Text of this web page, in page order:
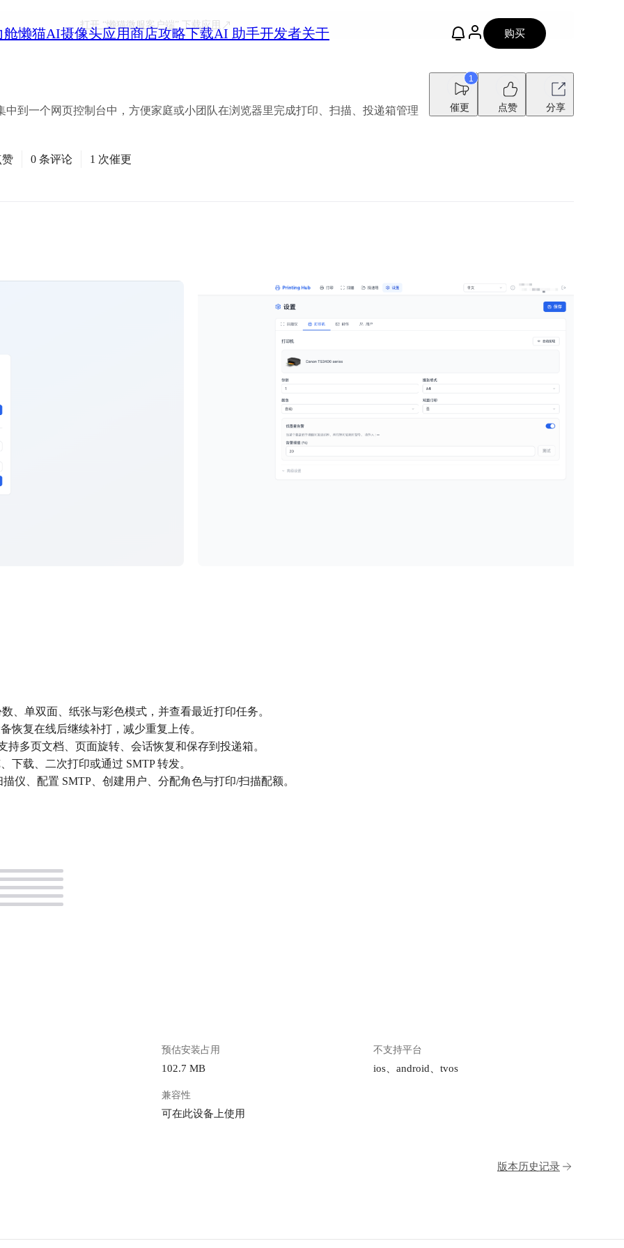
舱懒猫AI摄像头应用商店攻略下载AI 助手开发者关于 购买
打开 “懒猫微服客户端”下载应用
中到一个网页控制台中，方便家庭或小团队在浏览器里完成打印、扫描、投递箱管理
1
催更 点赞 分享
赞 0 条评论 1 次催更
、单双面、纸张与彩色模式，并查看最近打印任务。
恢复在线后继续补打，减少重复上传。
持多页文档、页面旋转、会话恢复和保存到投递箱。
下载、二次打印或通过 SMTP 转发。
预估安装占用
102.7 MB
不支持平台
ios、android、tvos
兼容性
可在此设备上使用
版本历史记录